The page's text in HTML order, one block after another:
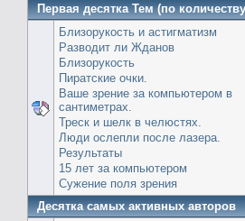
Первая десятка Тем (по
Близорукость и астигматизм
Разводит ли Жданов
Близорукость
Пиратские очки.
Ваше зрение за компьютером в
сантиметрах.
Треск и шелк в челюстях.
Люди ослепли после лазера.
Результаты
15 лет за компьютером
Сужение поля зрения
Десятка самых активных авторов